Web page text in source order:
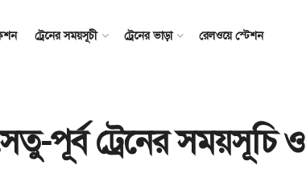
ট্রেনের সময়সূচী ট্রেনের ভাড়া রেলওয়ে স্টেশন
পূর্ব ট্রেনের সময়সূচি ও